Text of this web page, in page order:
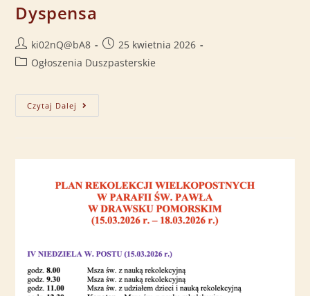
Dyspensa
ki02nQ@bA8
25 kwietnia 2026
Ogłoszenia Duszpasterskie
Czytaj Dalej